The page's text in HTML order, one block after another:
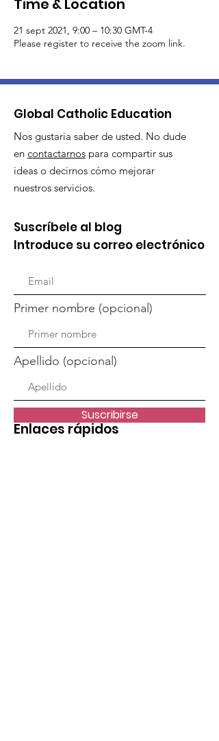
Time & Location
21 sept 2021, 9:00 – 10:30 GMT-4
Please register to receive the zoom link.
Global Catholic Education
Nos gustaria saber de usted. No dude
en contactarnos para compartir sus
ideas o decirnos cómo mejorar
nuestros servicios.
Suscríbele al blog
Introduce su correo electrónico
Primer nombre (opcional)
Apellido (opcional)
Suscribirse
Enlaces rápidos